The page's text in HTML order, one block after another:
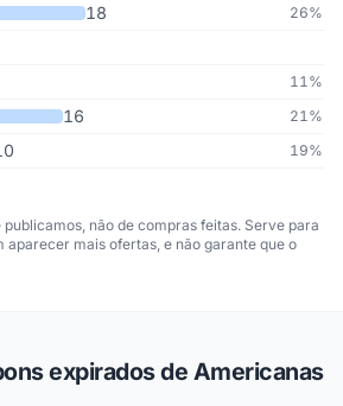
18 26%
11%
16 21%
19%
não de compras feitas. Serve para
aparecer mais ofertas, e não garante que o
expirados de Americanas